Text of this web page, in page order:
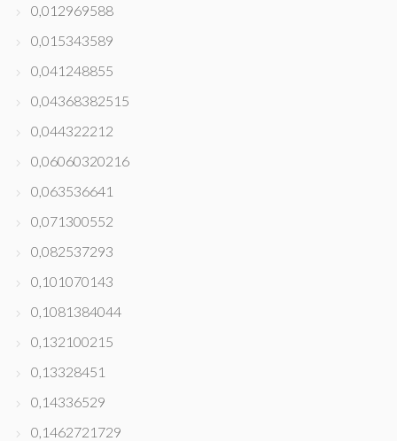
0,012969588
0,015343589
0,041248855
0,04368382515
0,044322212
0,06060320216
0,063536641
0,071300552
0,082537293
0,101070143
0,1081384044
0,132100215
0,13328451
0,14336529
0,1462721729